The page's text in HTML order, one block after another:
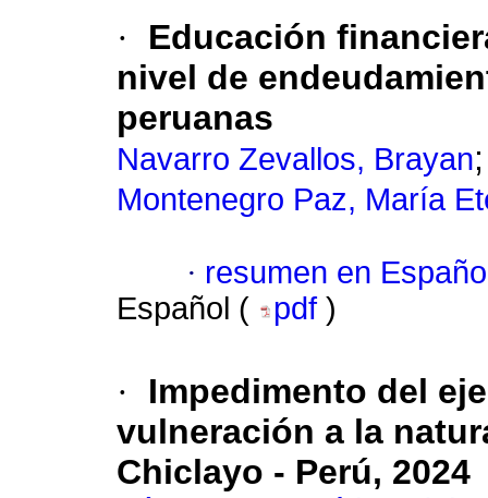
·
Educación
nivel de
peruanas
Navarro Zevallos, Brayan
Montenegro Paz, María
· resumen en
Español (
pdf )
·
Impedimento del
vulneración a la
Chiclayo - Perú, 2024